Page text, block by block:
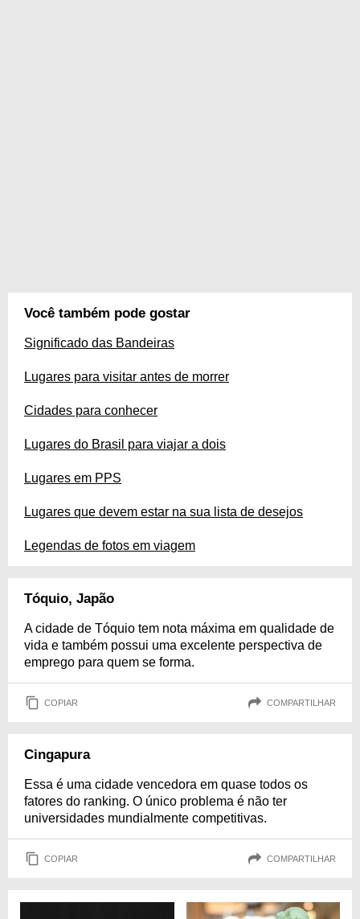
Você também pode gostar
Significado das Bandeiras
Lugares para visitar antes de morrer
Cidades para conhecer
Lugares do Brasil para viajar a dois
Lugares em PPS
Lugares que devem estar na sua lista de desejos
Legendas de fotos em viagem
Tóquio, Japão
A cidade de Tóquio tem nota máxima em qualidade de
vida e também possui uma excelente perspectiva de
emprego para quem se forma.
COPIAR COMPARTILHAR
Cingapura
Essa é uma cidade vencedora em quase todos os
fatores do ranking. O único problema é não ter
universidades mundialmente competitivas.
COPIAR COMPARTILHAR